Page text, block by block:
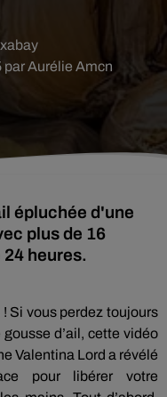
par Aurélie Amcn
épluchée d'une
plus de 16
heures.
Si vous perdez toujours
d’ail, cette vidéo
Valentina Lord a révélé
pour libérer votre